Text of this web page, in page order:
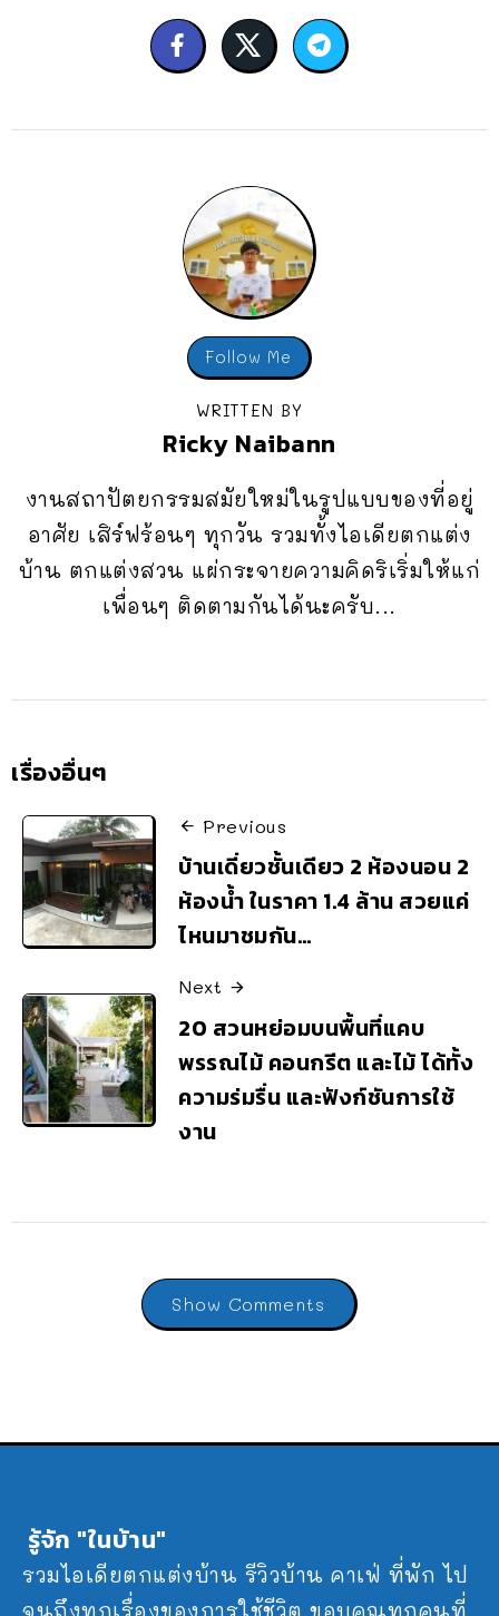
Follow Me
WRITTEN BY
Ricky Naibann
งานสถาปัตยกรรมสมัยใหม่ในรูปแบบของที่อยู่
อาศัย เสิร์ฟร้อนๆ ทุกวัน รวมทั้งไอเดียตกแต่ง
บ้าน ตกแต่งสวน แผ่กระจายความคิดริเริ่มให้แก่
เพื่อนๆ ติดตามกันได้นะครับ...
เรื่องอื่นๆ
Previous
บ้านเดี่ยวชั้นเดียว 2 ห้องนอน 2
ห้องน้ำ ในราคา 1.4 ล้าน สวยแค่
ไหนมาชมกัน…
Next
20 สวนหย่อมบนพื้นที่แคบ
พรรณไม้ คอนกรีต และไม้ ได้ทั้ง
ความร่มรื่น และฟังก์ชันการใช้
งาน
Show Comments
รู้จัก "ในบ้าน"
รวมไอเดียตกแต่งบ้าน รีวิวบ้าน คาเฟ่ ที่พัก ไป
จนถึงทุกเรื่องของการใช้ชีวิต ขอบคุณทุกคนที่